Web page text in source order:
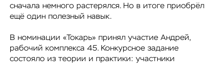
сначала немного растерялся. Но в итоге приобрёл
ещё один полезный навык.
В номинации «Токарь» принял участие Андрей,
рабочий комплекса 45. Конкурсное задание
состояло из теории и практики: участники